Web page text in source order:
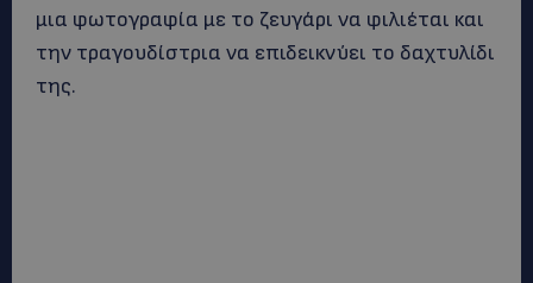
μια φωτογραφία με το ζευγάρι να φιλιέται και
την τραγουδίστρια να επιδεικνύει το δαχτυλίδι
της.